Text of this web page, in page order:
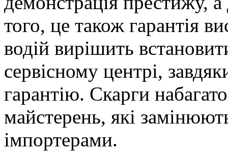
того, це також гарантія
водій вирішить
сервісному центрі,
гарантію. Скарги
майстерень, які
імпортерами.